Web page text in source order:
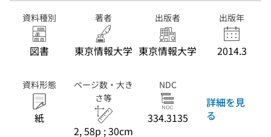
資料種別
図書
著者
東京情報大学
出版者
東京情報大学
出版年
2014.3
資料形態
紙
ページ数・大き
さ等
2, 58p ; 30cm
NDC
334.3135
詳細を見
る